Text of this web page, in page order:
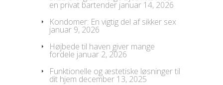
en privat bartender januar 14, 2026
Kondomer: En vigtig del af sikker sex
januar 9, 2026
Højbede til haven giver mange
fordele januar 2, 2026
Funktionelle og æstetiske løsninger til
dit hjem december 13, 2025